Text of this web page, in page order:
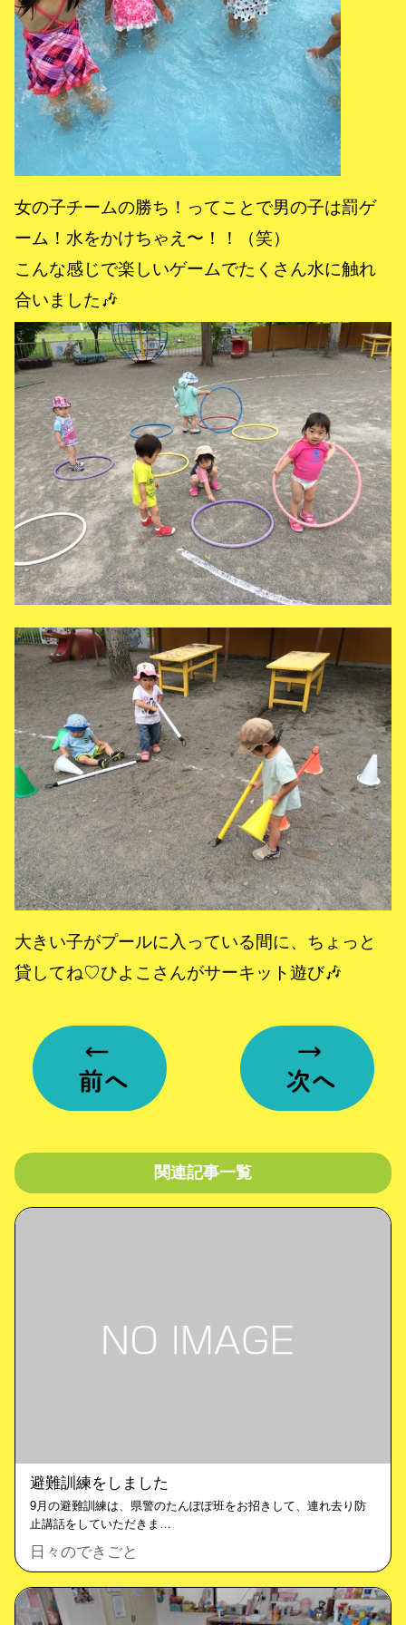
女の子チームの勝ち！ってことで男の子は罰ゲ
ーム！水をかけちゃえ〜！！（笑）
こんな感じで楽しいゲームでたくさん水に触れ
合いました🎶
大きい子がプールに入っている間に、ちょっと
貸してね♡ひよこさんがサーキット遊び🎶
関連記事一覧
避難訓練をしました
9月の避難訓練は、県警のたんぽぽ班をお招きして、連れ去り防
止講話をしていただきま…
日々のできごと